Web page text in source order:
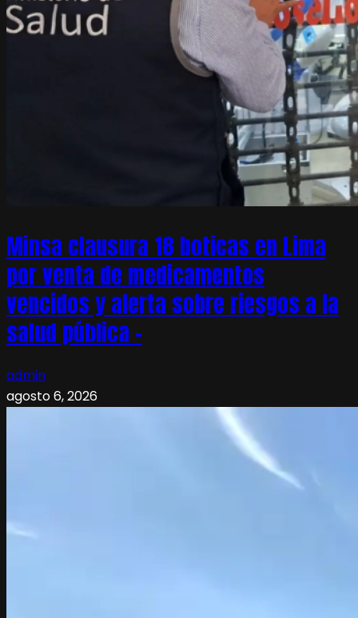
Minsa clausura 18 boticas en Lima
por venta de medicamentos
vencidos y alerta sobre riesgos a la
salud pública –
admin
agosto 6, 2026